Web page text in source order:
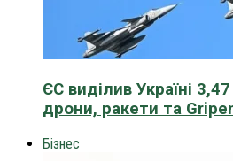
ЄС виділив Україні
дрони, ракети та
Бізнес